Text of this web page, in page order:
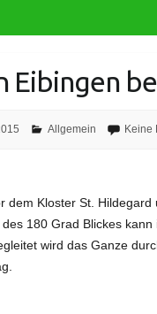
Eibingen
Allgemein Keine
dem Kloster St.
180 Grad Blickes
wird das Ganze